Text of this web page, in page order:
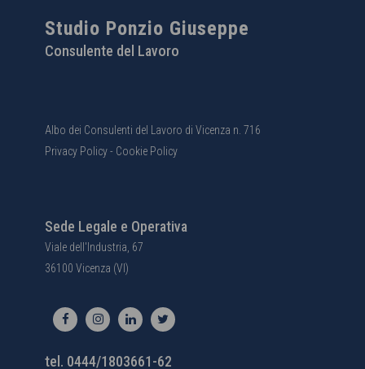
Studio Ponzio Giuseppe
Consulente del Lavoro
Albo dei Consulenti del Lavoro di Vicenza n. 716
Privacy Policy- Cookie Policy
Sede Legale e Operativa
Viale dell'Industria, 67
36100 Vicenza (VI)
tel. 0444/1803661-62